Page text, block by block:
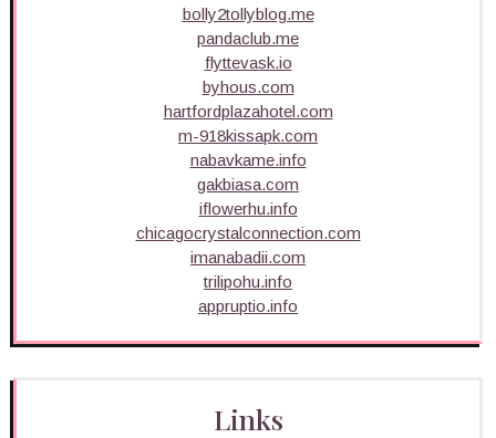
bolly2tollyblog.me
pandaclub.me
flyttevask.io
byhous.com
hartfordplazahotel.com
m-918kissapk.com
nabavkame.info
gakbiasa.com
iflowerhu.info
chicagocrystalconnection.com
imanabadii.com
trilipohu.info
appruptio.info
Links